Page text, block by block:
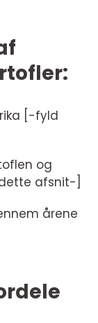
[-fyld
og
afsnit-]
årene